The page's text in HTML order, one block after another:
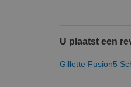
U plaatst een
Gillette Fusion5